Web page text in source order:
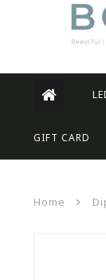
GIFT CARD
Home